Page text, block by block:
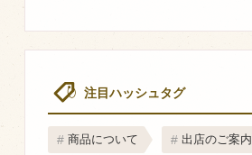
注目ハッシュタグ
商品について 出店のご案内
Facebook
Twitter
LINE公式アカウント
Instagram